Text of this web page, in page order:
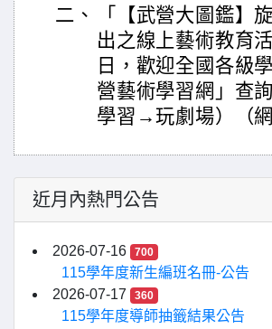
二、
「【武營大圖鑑】
出之線上藝術教育
日，歡迎全國各級
營藝術學習網」查
學習→玩劇場）（
近月內熱門公告
2026-07-16 700
115學年度新生編班名冊-公告
2026-07-17
360
115學年度導師抽籤結果公告